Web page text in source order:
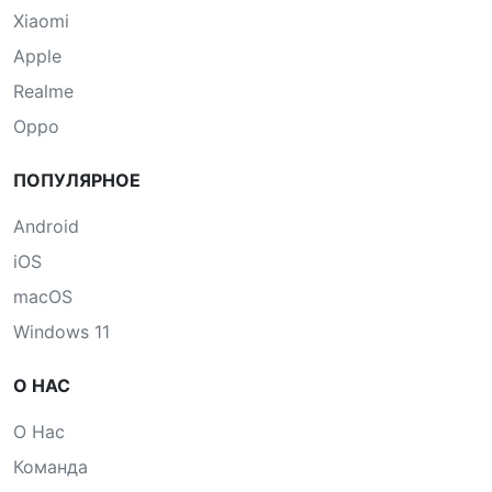
Xiaomi
Apple
Realme
Oppo
ПОПУЛЯРНОЕ
Android
iOS
macOS
Windows 11
О НАС
О Нас
Команда